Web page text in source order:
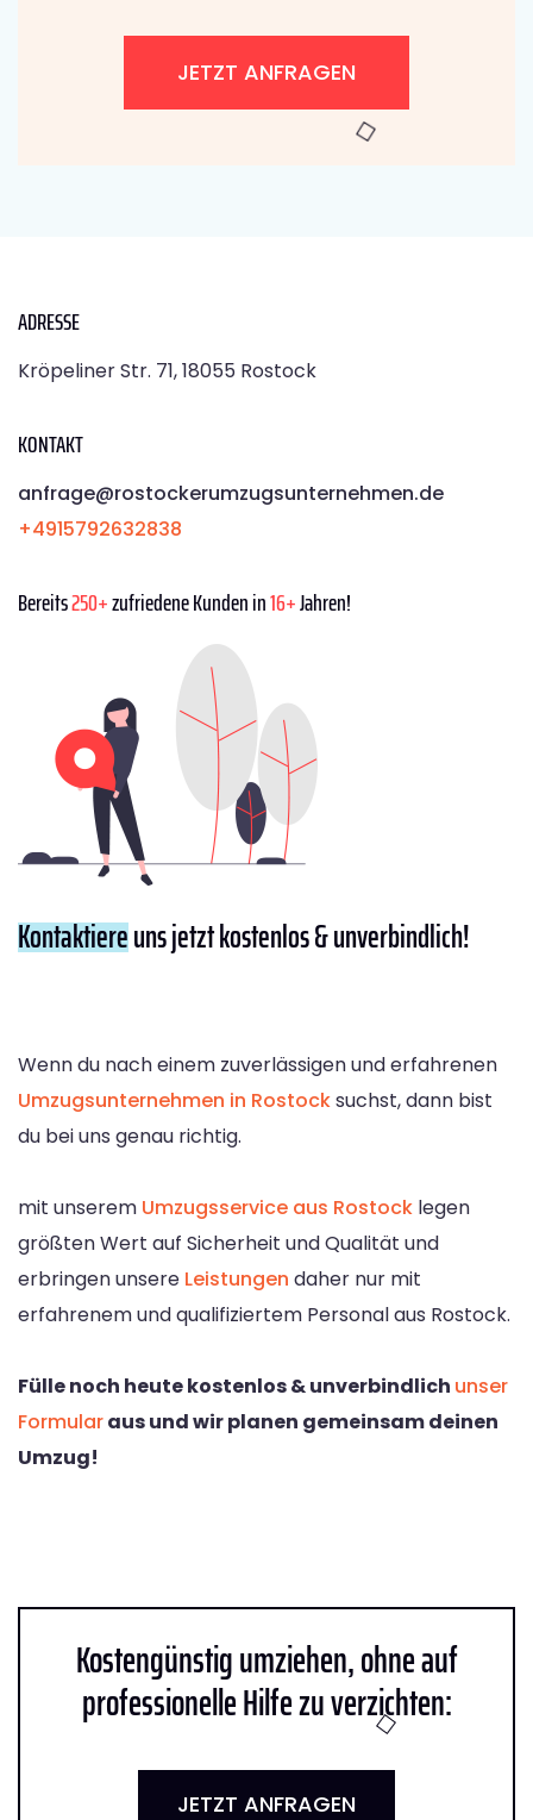
JETZT ANFRAGEN
ADRESSE
Kröpeliner Str. 71, 18055 Rostock
KONTAKT
anfrage@rostockerumzugsunternehmen.de
+4915792632838
Bereits250+zufriedene Kunden in16+Jahren!
Kontaktiereuns jetzt kostenlos & unverbindlich!
Wenn du nach einem zuverlässigen und erfahrenen
Umzugsunternehmen in Rostocksuchst, dann bist
du bei uns genau richtig.
mit unserem Umzugsservice aus Rostock legen
größten Wert auf Sicherheit und Qualität und
erbringen unsere Leistungen daher nur mit
erfahrenem und qualifiziertem Personal aus Rostock.
Fülle noch heute kostenlos & unverbindlich unser
Formularaus und wir planen gemeinsam deinen
Umzug!
Kostengünstig umziehen, ohne auf
professionelle Hilfe zu verzichten:
JETZT ANFRAGEN